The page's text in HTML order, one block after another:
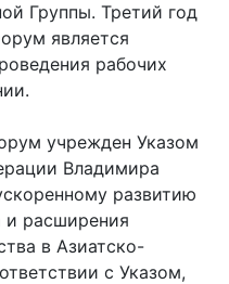
Группы. Третий год
является
рабочих
учрежден Указом
Владимира
развитию
и расширения
в Азиатско-
с Указом,